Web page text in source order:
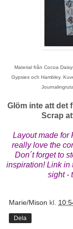
Material från Cocoa
Gypsies och Hambley.
Glöm inte att det
Scrap
Layout made for
really love the
Don´t forget to
inspiration! Link in
sight -
Marie/Mison kl.
Dela